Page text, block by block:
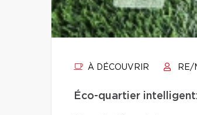
À DÉCOUVRIR RE/
Éco-quartier